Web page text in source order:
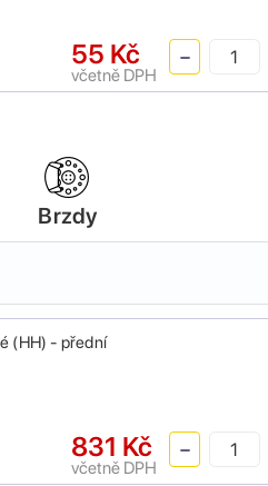
55 Kč
včetně DPH
Brzdy
(HH) - přední
831 Kč
včetně DPH